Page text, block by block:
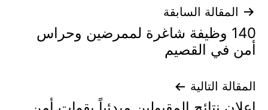
تصفّح
المقالات
المقالة السابقة
140 وظيفة شاغرة لممرضين وحراس
أمن في القصيم
المقالة التالية